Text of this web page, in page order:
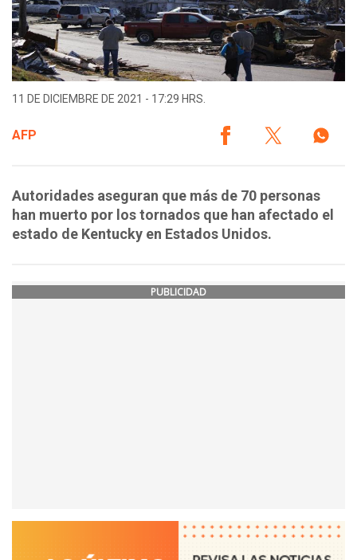
11 DE DICIEMBRE DE 2021 - 17:29 HRS.
AFP
Autoridades aseguran que más de 70 personas
han muerto por los tornados que han afectado el
estado de Kentucky en Estados Unidos.
PUBLICIDAD